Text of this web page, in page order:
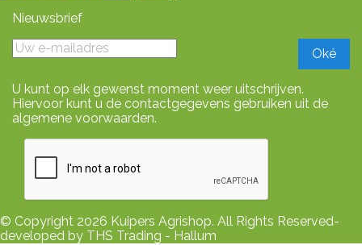
Nieuwsbrief
U kunt op elk gewenst moment weer uitschrijven.
Hiervoor kunt u de contactgegevens gebruiken uit de
algemene voorwaarden.
© Copyright 2026 Kuipers Agrishop. All Rights Reserved-
developed by THS Trading - Hallum